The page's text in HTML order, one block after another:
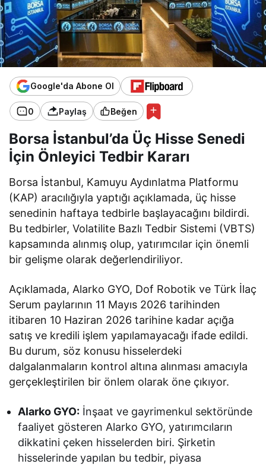
Google'da Abone Ol
0 Paylaş Beğen
Borsa İstanbul’da Üç Hisse Senedi
İçin Önleyici Tedbir Kararı
Borsa İstanbul, Kamuyu Aydınlatma Platformu
(KAP) aracılığıyla yaptığı açıklamada, üç hisse
senedinin haftaya tedbirle başlayacağını bildirdi.
Bu tedbirler, Volatilite Bazlı Tedbir Sistemi (VBTS)
kapsamında alınmış olup, yatırımcılar için önemli
bir gelişme olarak değerlendiriliyor.
Açıklamada, Alarko GYO, Dof Robotik ve Türk İlaç
Serum paylarının 11 Mayıs 2026 tarihinden
itibaren 10 Haziran 2026 tarihine kadar açığa
satış ve kredili işlem yapılamayacağı ifade edildi.
Bu durum, söz konusu hisselerdeki
dalgalanmaların kontrol altına alınması amacıyla
gerçekleştirilen bir önlem olarak öne çıkıyor.
Alarko GYO: İnşaat ve gayrimenkul sektöründe
faaliyet gösteren Alarko GYO, yatırımcıların
dikkatini çeken hisselerden biri. Şirketin
hisselerinde yapılan bu tedbir, piyasa